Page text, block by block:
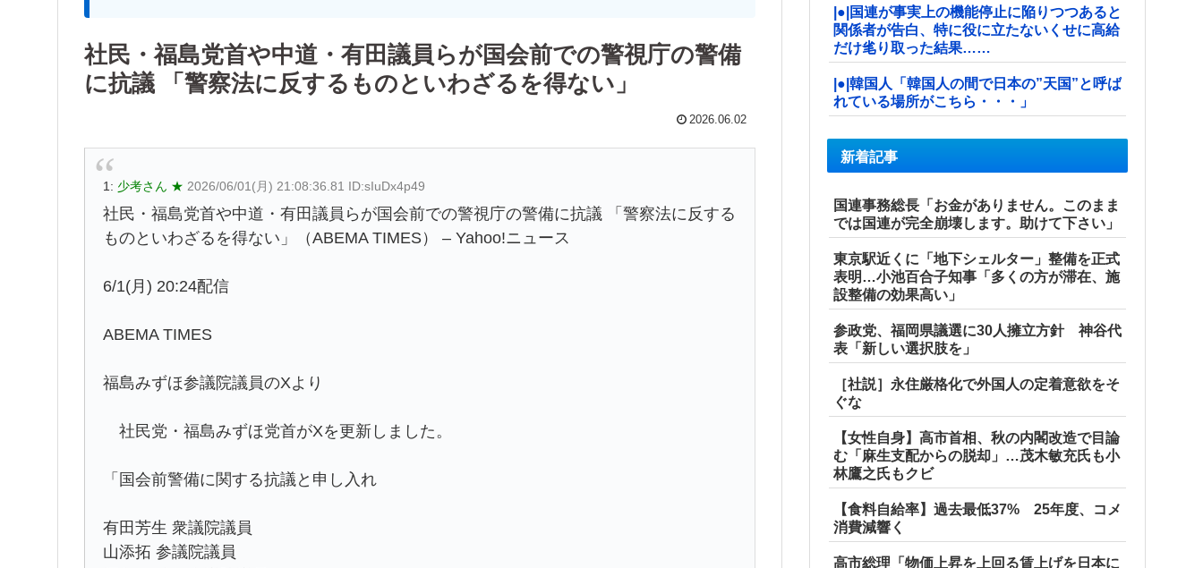
社民・福島党首や中道・有田議員らが国会前での警視庁の警備
に抗議 「警察法に反するものといわざるを得ない」
2026.06.02
1: 少考さん ★ 2026/06/01(月) 21:08:36.81 ID:sIuDx4p49
社民・福島党首や中道・有田議員らが国会前での警視庁の警備に抗議 「警察法に反する
ものといわざるを得ない」（ABEMA TIMES） – Yahoo!ニュース
6/1(月) 20:24配信
ABEMA TIMES
福島みずほ参議院議員のXより
社民党・福島みずほ党首がXを更新しました。
「国会前警備に関する抗議と申し入れ
有田芳生 衆議院議員
山添拓 参議院議員
|●|国連が事実上の機能停止に陥りつつあると
関係者が告白、特に役に立たないくせに高給
だけ毟り取った結果……
|●|韓国人「韓国人の間で日本の”天国”と呼ば
れている場所がこちら・・・」
新着記事
国連事務総長「お金がありません。このまま
では国連が完全崩壊します。助けて下さい」
東京駅近くに「地下シェルター」整備を正式
表明…小池百合子知事「多くの方が滞在、施
設整備の効果高い」
参政党、福岡県議選に30人擁立方針 神谷代
表「新しい選択肢を」
［社説］永住厳格化で外国人の定着意欲をそ
ぐな
【女性自身】高市首相、秋の内閣改造で目論
む「麻生支配からの脱却」…茂木敏充氏も小
林鷹之氏もクビ
【食料自給率】過去最低37% 25年度、コメ
消費減響く
高市総理「物価上昇を上回る賃上げを日本に